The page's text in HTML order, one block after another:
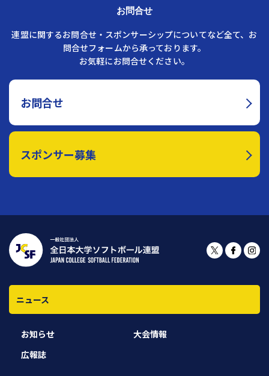
お問合せ
連盟に関するお問合せ・スポンサーシップについてなど全て、お
問合せフォームから承っております。
お気軽にお問合せください。
お問合せ
スポンサー募集
ニュース
お知らせ
大会情報
広報誌